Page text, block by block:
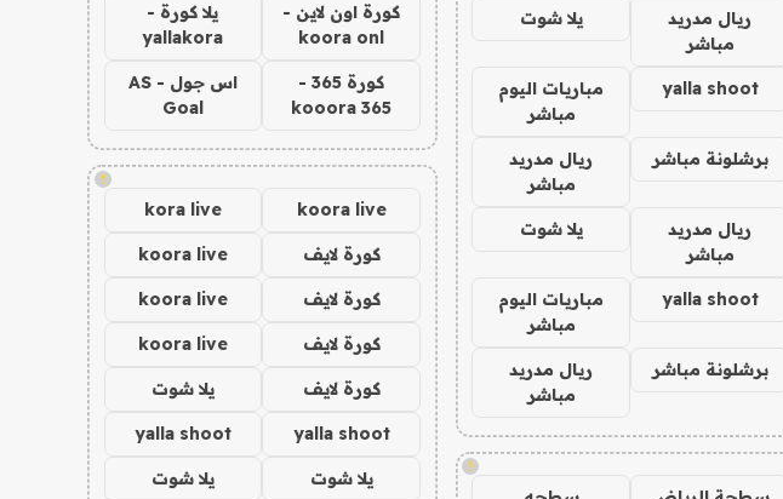
ريال مدريد
مباشر
يلا شوت
yalla shoot
مباريات اليوم
مباشر
برشلونة مباشر
ريال مدريد
مباشر
ريال مدريد
مباشر
يلا شوت
yalla shoot
مباريات اليوم
مباشر
برشلونة مباشر
ريال مدريد
مباشر
!
كورة اون لاين -
koora onl
يلا كورة -
yallakora
كورة 365 -
kooora 365
اس جول - AS
Goal
!
koora live
kora live
كورة لايف koora live
كورة لايف koora live
كورة لايف koora live
كورة لايف يلا شوت
yalla shoot
yalla shoot
يلا شوت يلا شوت